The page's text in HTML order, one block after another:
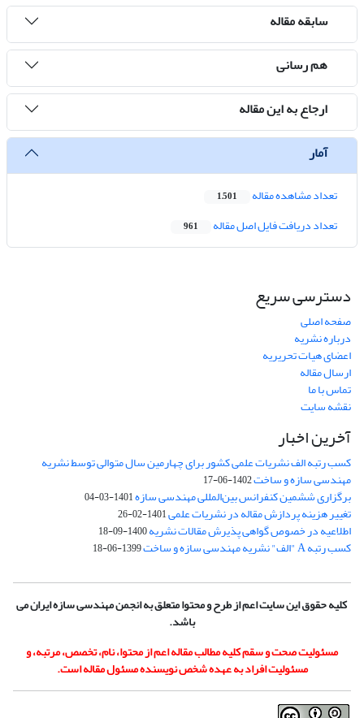
سابقه مقاله
هم رسانی
ارجاع به این مقاله
آمار
تعداد مشاهده مقاله 1,501
تعداد دریافت فایل اصل مقاله 961
دسترسی سریع
صفحه اصلی
درباره نشریه
اعضای هیات تحریریه
ارسال مقاله
تماس با ما
نقشه سایت
آخرین اخبار
کسب رتبه الف نشریات علمی کشور برای چهارمین سال متوالی توسط نشریه
مهندسی سازه و ساخت1402-06-17
برگزاری ششمین کنفرانس بین‌المللی مهندسی سازه1401-03-04
تغییر هزینه پردازش مقاله در نشریات علمی1401-02-26
اطلاعیه در خصوص گواهی پذیرش مقالات نشریه1400-09-18
کسب رتبه A "الف" نشریه مهندسی سازه و ساخت 1399-06-18
کلیه حقوق این سایت اعم از طرح و محتوا متعلق به انجمن مهندسی سازه ایران می
باشد.
مسئولیت صحت و سقم کلیه مطالب مقاله اعم از محتوا، نام، تخصص، مرتبه، و
مسئولیت افراد به عهده شخص نویسنده مسئول مقاله است.